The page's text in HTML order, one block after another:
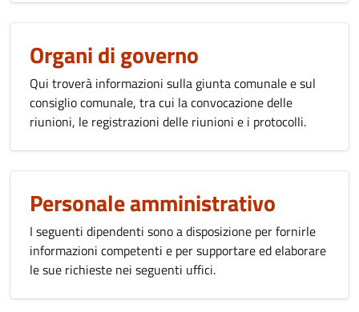
Organi di governo
Qui troverà informazioni sulla giunta comunale e sul
consiglio comunale, tra cui la convocazione delle
riunioni, le registrazioni delle riunioni e i protocolli.
Personale amministrativo
I seguenti dipendenti sono a disposizione per fornirle
informazioni competenti e per supportare ed elaborare
le sue richieste nei seguenti uffici.